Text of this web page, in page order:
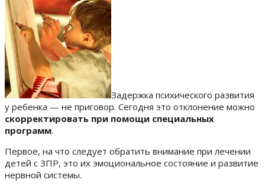
Задержка психического развития
у ребенка — не приговор. Сегодня это отклонение можно
скорректировать при помощи специальных
программ.
Первое, на что следует обратить внимание при лечении
детей с ЗПР, это их эмоциональное состояние и развитие
нервной системы.